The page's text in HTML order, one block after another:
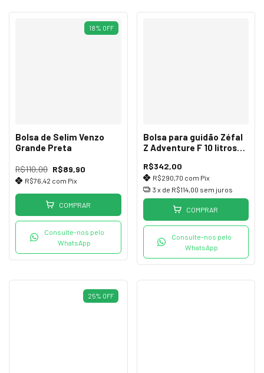
18% OFF
Bolsa de Selim Venzo
Grande Preta
R$110,00 R$89,90
R$76,42 com Pix
COMPRAR
Consulte-nos pelo
WhatsApp
Bolsa para guidão Zéfal
Z Adventure F 10 litros
R$342,00
R$290,70 com Pix
3 x de R$114,00 sem juros
COMPRAR
Consulte-nos pelo
WhatsApp
25% OFF